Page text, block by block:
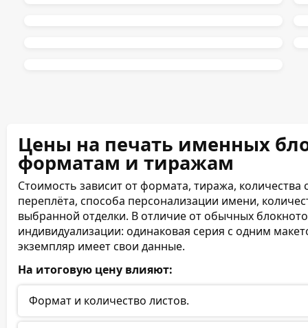
Цены на печать именных
форматам и тиражам
Стоимость зависит от формата, тиража,
переплёта, способа персонализации имени,
выбранной отделки. В отличие от обычных
индивидуализации: одинаковая серия с одним
экземпляр имеет свои данные.
На итоговую цену влияют:
Формат и количество листов.